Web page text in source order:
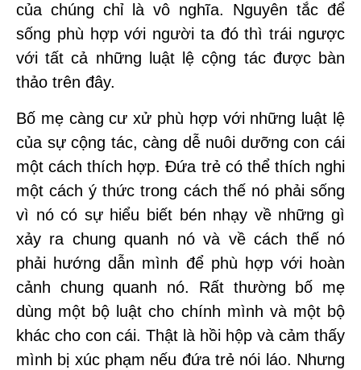
của chúng chỉ là vô nghĩa. Nguyên tắc để
sống phù hợp với người ta đó thì trái ngược
với tất cả những luật lệ cộng tác được bàn
thảo trên đây.
Bố mẹ càng cư xử phù hợp với những luật lệ
của sự cộng tác, càng dễ nuôi dưỡng con cái
một cách thích hợp. Đứa trẻ có thể thích nghi
một cách ý thức trong cách thế nó phải sống
vì nó có sự hiểu biết bén nhạy về những gì
xảy ra chung quanh nó và về cách thế nó
phải hướng dẫn mình để phù hợp với hoàn
cảnh chung quanh nó. Rất thường bố mẹ
dùng một bộ luật cho chính mình và một bộ
khác cho con cái. Thật là hồi hộp và cảm thấy
mình bị xúc phạm nếu đứa trẻ nói láo. Nhưng